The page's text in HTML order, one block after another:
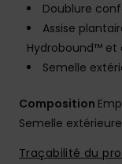
Doublure
Assise
Hydrobound™
Semelle
Composition
Semelle extérieure
Traçabilité du